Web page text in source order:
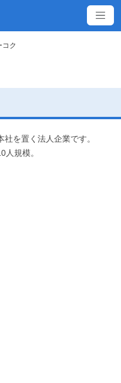
コク
を置く法人企業です。
規模。